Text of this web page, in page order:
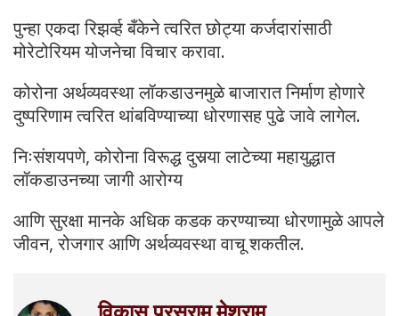
पुन्हा एकदा रिझर्व्ह बँकेने त्वरित छोट्या कर्जदारांसाठी
मोरेटोरियम योजनेचा विचार करावा.
कोरोना अर्थव्यवस्था लॉकडाउनमुळे बाजारात निर्माण होणारे
दुष्परिणाम त्वरित थांबविण्याच्या धोरणासह पुढे जावे लागेल.
निःसंशयपणे, कोरोना विरूद्ध दुसर्‍या लाटेच्या महायुद्धात
लॉकडाउनच्या जागी आरोग्य
आणि सुरक्षा मानके अधिक कडक करण्याच्या धोरणामुळे आपले
जीवन, रोजगार आणि अर्थव्यवस्था वाचू शकतील.